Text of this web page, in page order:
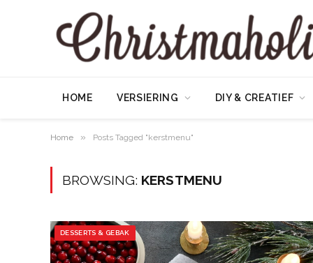
HOME VERSIERING DIY & CREATIEF
Home » Posts Tagged "kerstmenu"
BROWSING: KERSTMENU
DESSERTS & GEBAK